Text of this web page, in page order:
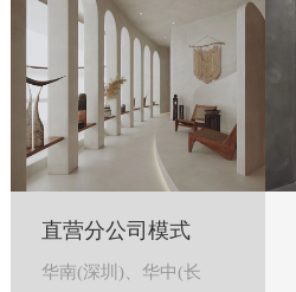
直营分公司模式
华南(深圳)、华中(长